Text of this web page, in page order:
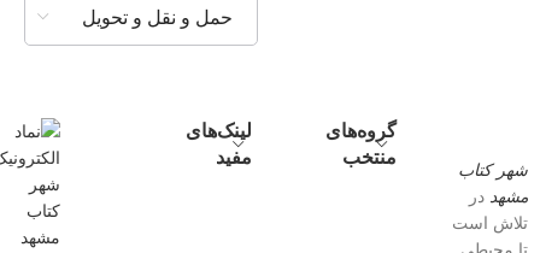
حمل و نقل و تحویل
شهر کتاب
مشهد در
تلاش است
گروه‌های
منتخب
لینک‌های
مفید